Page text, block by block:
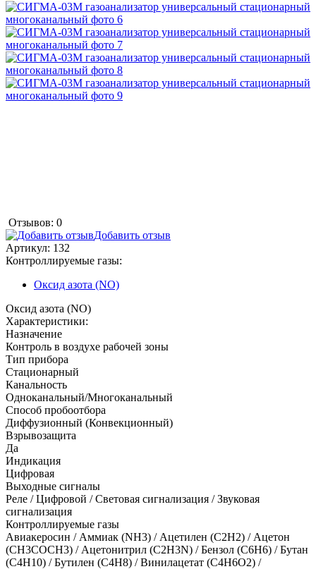
Отзывов: 0
Добавить отзыв
Артикул: 132
Контроллируемые газы:
Оксид азота (NO)
Оксид азота (NO)
Характеристики:
Назначение
Контроль в воздухе рабочей зоны
Тип прибора
Стационарный
Канальность
Одноканальный/Многоканальный
Способ пробоотбора
Диффузионный (Конвекционный)
Взрывозащита
Да
Индикация
Цифровая
Выходные сигналы
Реле / Цифровой / Световая сигнализация / Звуковая
сигнализация
Контроллируемые газы
Авиакеросин / Аммиак (NH3) / Ацетилен (С2Н2) / Ацетон
(CH3COCH3) / Ацетонитрил (C2H3N) /Бензол (C6H6) /Бутан
(C4H10) /Бутилен (С4Н8) /Винилацетат (C4H6O2) /